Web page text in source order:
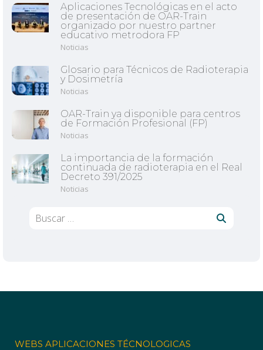
Aplicaciones Tecnológicas en el acto
de presentación de OAR-Train
organizado por nuestro partner
educativo metrodora FP
Noticias
Glosario para Técnicos de Radioterapia
y Dosimetría
Noticias
OAR-Train ya disponible para centros
de Formación Profesional (FP)
Noticias
La importancia de la formación
continuada de radioterapia en el Real
Decreto 391/2025
Noticias
Buscar:
WEBS APLICACIONES TÉCNOLOGICAS